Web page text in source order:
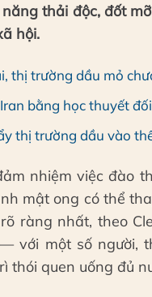
thải độc, đốt
hội.
thị trường dầu mỏ
bằng học thuyết
thị trường dầu vào
nhiệm việc đào
mật ong có thể
ràng nhất, theo
với một số người,
thói quen uống đủ